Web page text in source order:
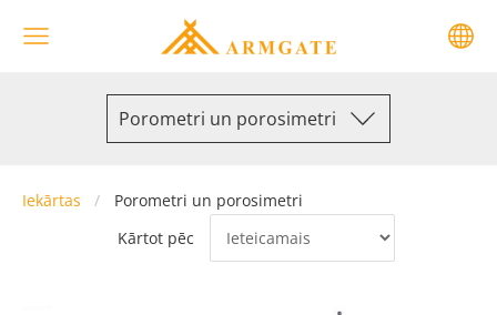
Porometri un porosimetri
Iekārtas
Porometri un porosimetri
Kārtot pēc